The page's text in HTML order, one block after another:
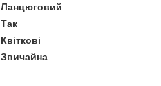
Ланцюговий
Так
Квіткові
Звичайна